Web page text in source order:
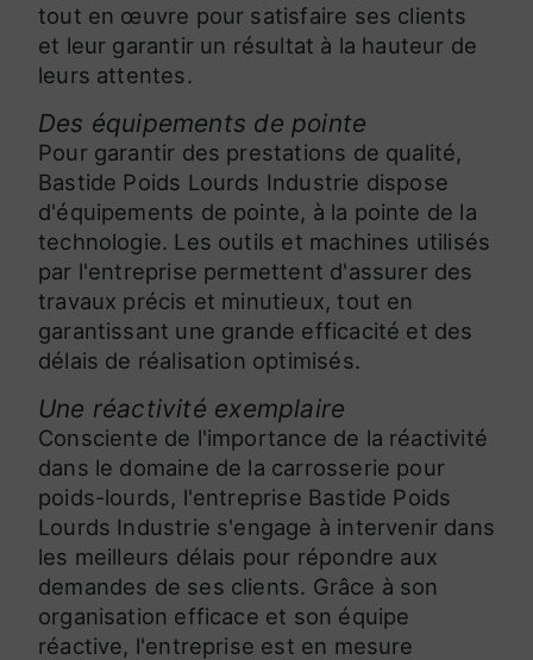
tout en œuvre pour satisfaire ses clients
et leur garantir un résultat à la hauteur de
leurs attentes.
Des équipements de pointe
Pour garantir des prestations de qualité,
Bastide Poids Lourds Industrie dispose
d'équipements de pointe, à la pointe de la
technologie. Les outils et machines utilisés
par l'entreprise permettent d'assurer des
travaux précis et minutieux, tout en
garantissant une grande efficacité et des
délais de réalisation optimisés.
Une réactivité exemplaire
Consciente de l'importance de la réactivité
dans le domaine de la carrosserie pour
poids-lourds, l'entreprise Bastide Poids
Lourds Industrie s'engage à intervenir dans
les meilleurs délais pour répondre aux
demandes de ses clients. Grâce à son
organisation efficace et son équipe
réactive, l'entreprise est en mesure